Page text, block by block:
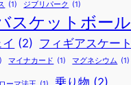
(1) ジブリパーク (1)
スケットボール
(2) フィギアスケート
マイナカード (1) マグネシウム (1)